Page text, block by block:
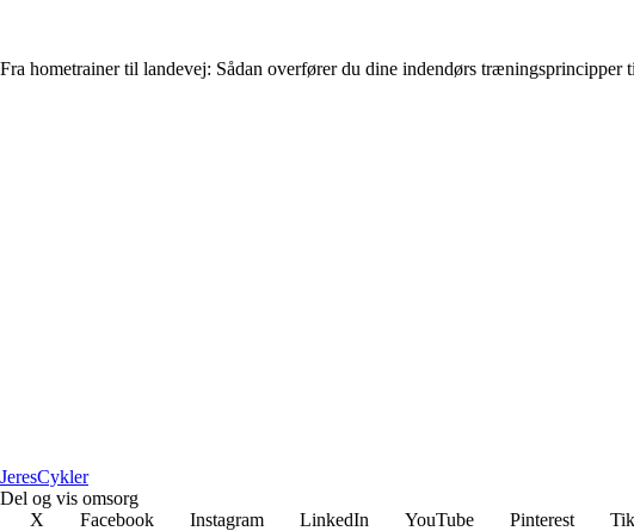
Fra hometrainer til landevej: Sådan overfører du dine indendørs træningsprincipper
JeresCykler
Del og vis omsorg
X
Facebook Instagram LinkedIn YouTube Pinterest